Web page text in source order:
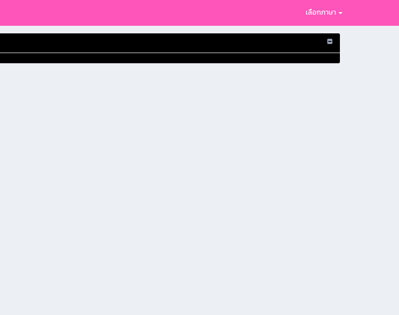
เลือกภาษา